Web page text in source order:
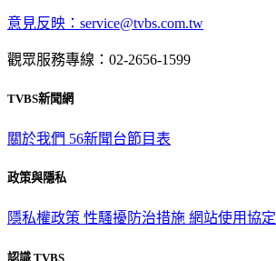
意見反映：service@tvbs.com.tw
觀眾服務專線：02-2656-1599
TVBS新聞網
關於我們 56新聞台節目表
政策與隱私
隱私權政策 性騷擾防治措施 網站使用協定
認識 TVBS